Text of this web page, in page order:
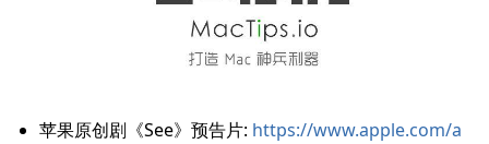
苹果原创剧《See》预告片: https://www.apple.com/a